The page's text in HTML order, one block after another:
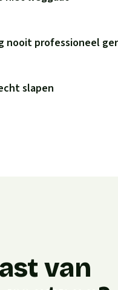
nooit professioneel
slapen
van